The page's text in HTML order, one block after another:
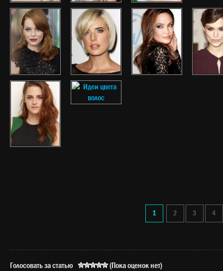
1 2 3 4
Голосовать за статью (Пока оценок нет)